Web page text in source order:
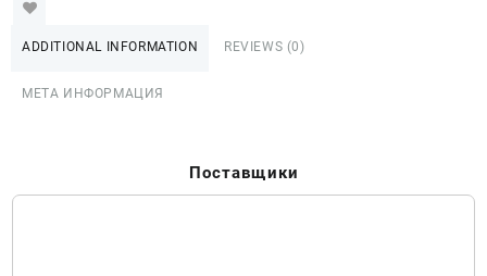
ADDITIONAL INFORMATION REVIEWS (0)
МЕТА ИНФОРМАЦИЯ
Поставщики